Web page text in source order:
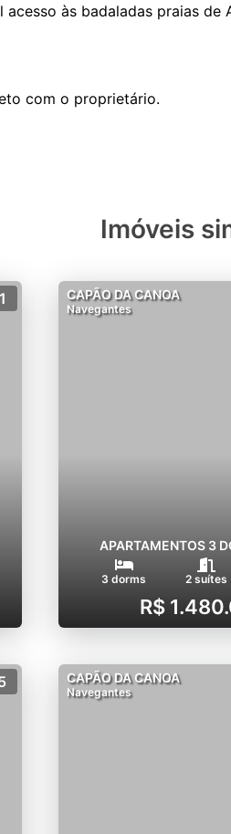
às badaladas praias
com o proprietário.
Imóveis
CAPÃO DA CANOA
Navegantes
APARTAMENTOS 3
3 dorms 2 suítes
R$
CAPÃO DA CANOA
Navegantes